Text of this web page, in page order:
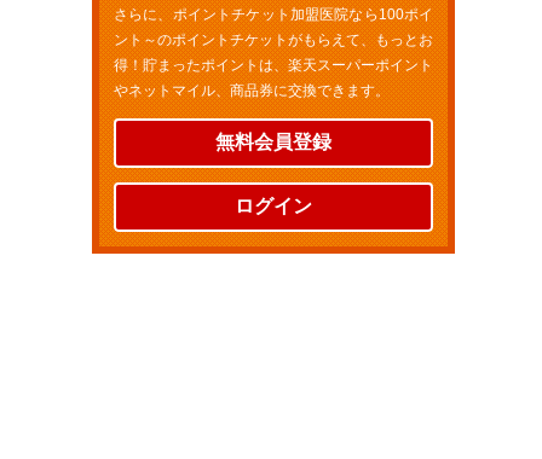
さらに、ポイントチケット加盟医院なら100ポイ
ント～のポイントチケットがもらえて、もっとお
得！貯まったポイントは、楽天スーパーポイント
やネットマイル、商品券に交換できます。
無料会員登録
ログイン